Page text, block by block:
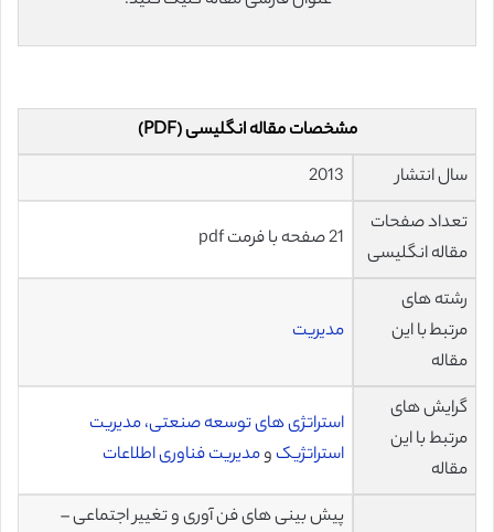
مشخصات مقاله انگلیسی (PDF)
سال انتشار
2013
تعداد صفحات
مقاله انگلیسی
21 صفحه با فرمت pdf
رشته های
مرتبط با این
مقاله
مدیریت
گرایش های
مرتبط با این
مقاله
استراتژی های توسعه صنعتی، مدیریت
استراتژیک ومدیریت فناوری اطلاعات
پیش بینی های فن آوری و تغییر اجتماعی –